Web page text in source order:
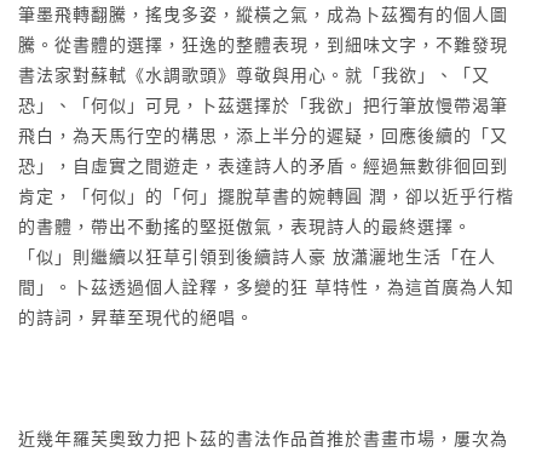
筆墨飛轉翻騰，搖曳多姿，縱橫之氣，成為卜茲獨有的個人圖
騰。從書體的選擇，狂逸的整體表現，到細味文字，不難發現
書法家對蘇軾《水調歌頭》尊敬與用心。就「我欲」、「又
恐」、「何似」可見，卜茲選擇於「我欲」把行筆放慢帶渴筆
飛白，為天馬行空的構思，添上半分的遲疑，回應後續的「又
恐」，自虛實之間遊走，表達詩人的矛盾。經過無數徘徊回到
肯定，「何似」的「何」擺脫草書的婉轉圓 潤，卻以近乎行楷
的書體，帶出不動搖的堅挺傲氣，表現詩人的最終選擇。
「似」則繼續以狂草引領到後續詩人豪 放瀟灑地生活「在人
間」。卜茲透過個人詮釋，多變的狂 草特性，為這首廣為人知
的詩詞，昇華至現代的絕唱。
近幾年羅芙奧致力把卜茲的書法作品首推於書畫市場，屢次為